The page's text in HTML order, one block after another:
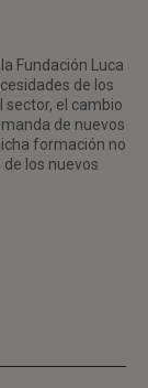
Fundación Luca
de los
el cambio
de nuevos
formación no
los nuevos